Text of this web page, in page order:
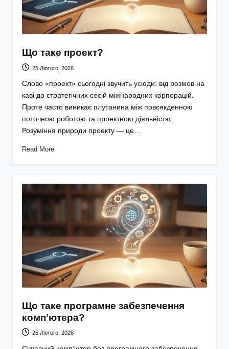
Що таке проект?
25 Лютого, 2026
Слово «проект» сьогодні звучить усюди: від розмов на
каві до стратегічних сесій міжнародних корпорацій.
Проте часто виникає плутанина між повсякденною
поточною роботою та проектною діяльністю.
Розуміння природи проекту — це…
Read More
Що таке програмне забезпечення
компʼютера?
25 Лютого, 2026